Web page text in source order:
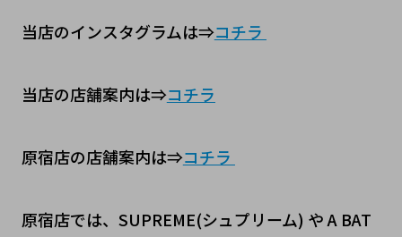
当店のインスタグラムは⇒コチラ
当店の店舗案内は⇒コチラ
原宿店の店舗案内は⇒コチラ
原宿店では、SUPREME(シュプリーム) や A BAT